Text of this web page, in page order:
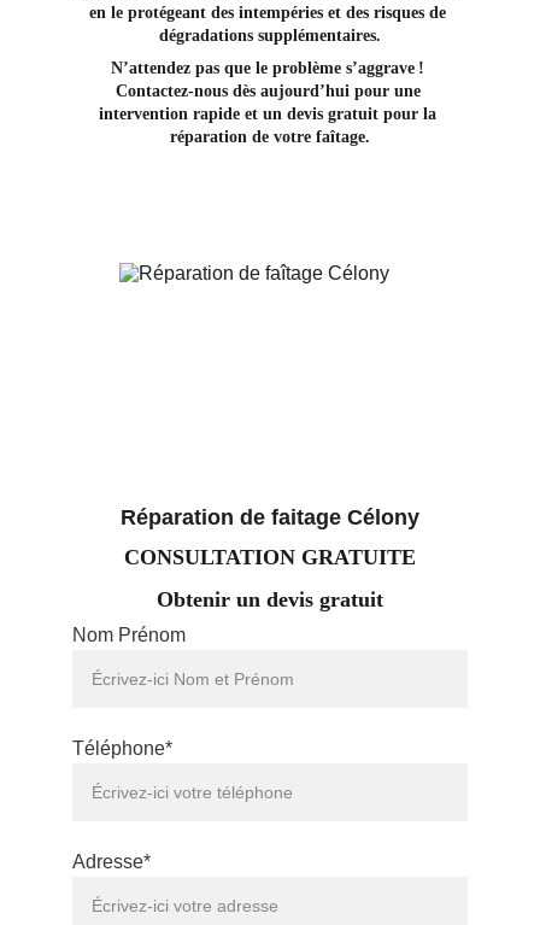
CONSULTATION GRATUITE
Obtenir un devis gratuit
Nom Prénom
Téléphone*
Adresse*
en le protégeant des intempéries et des risques de
dégradations supplémentaires.
N’attendez pas que le problème s’aggrave !
Contactez-nous dès aujourd’hui pour une
intervention rapide et un devis gratuit pour la
réparation de votre faîtage.
Réparation de faitage Célony